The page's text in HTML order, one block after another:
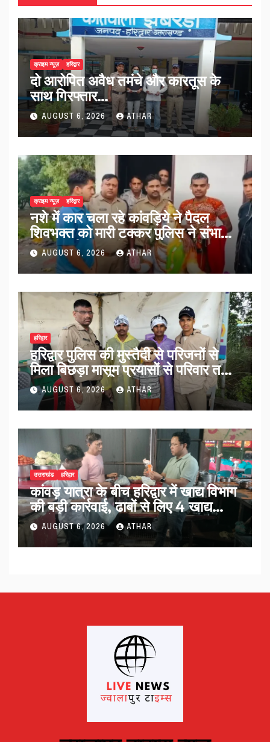
क्राइम न्यूज़ हरिद्वार
दो आरोपित अवैध तमंचे और कारतूस के
साथ गिरफ्तार…
AUGUST 6, 2026 ATHAR
क्राइम न्यूज़ हरिद्वार
नशे में कार चला रहे कांवड़िये ने पैदल
शिवभक्त को मारी टक्कर पुलिस ने संभाला
मामला नई कांवड़ देकर रवाना किया…
AUGUST 6, 2026 ATHAR
हरिद्वार
हरिद्वार पुलिस की मुस्तैदी से परिजनों से
मिला बिछड़ा मासूम प्रयासों से परिवार तक
पहुंचा काशी…
AUGUST 6, 2026 ATHAR
उत्तराखंड हरिद्वार
कांवड़ यात्रा के बीच हरिद्वार में खाद्य विभाग
की बड़ी कार्रवाई, ढाबों से लिए 4 खाद्य
नमूने…
AUGUST 6, 2026 ATHAR